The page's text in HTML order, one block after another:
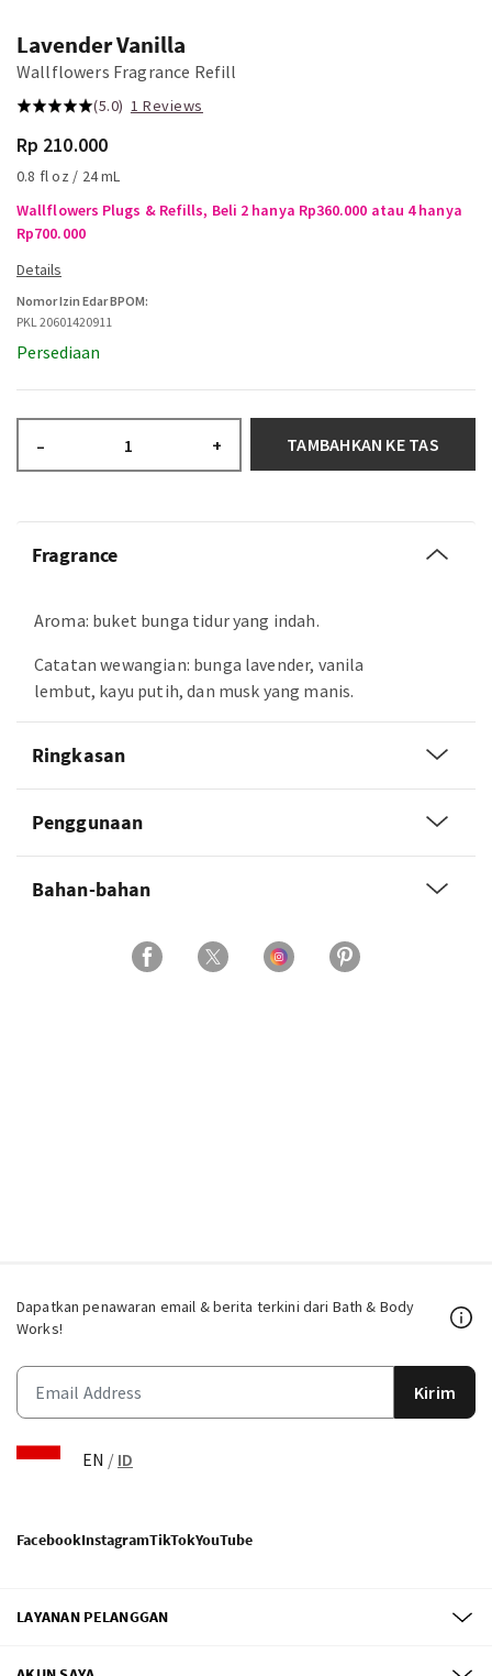
Lavender Vanilla
Wallflowers Fragrance Refill
(5.0) 1 Reviews
Rp 210.000
0.8 fl oz / 24 mL
Wallflowers Plugs & Refills, Beli 2 hanya Rp360.000 atau 4 hanya
Rp700.000
Nomor Izin Edar BPOM:
PKL 20601420911
Persediaan
– + TAMBAHKAN KE TAS
Fragrance
Aroma: buket bunga tidur yang indah.
Catatan wewangian: bunga lavender, vanila
lembut, kayu putih, dan musk yang manis.
Ringkasan
Penggunaan
Bahan-bahan
Dapatkan penawaran email & berita terkini dari Bath & Body
Works!
Kirim
EN / ID
FacebookInstagramTikTokYouTube
LAYANAN PELANGGAN